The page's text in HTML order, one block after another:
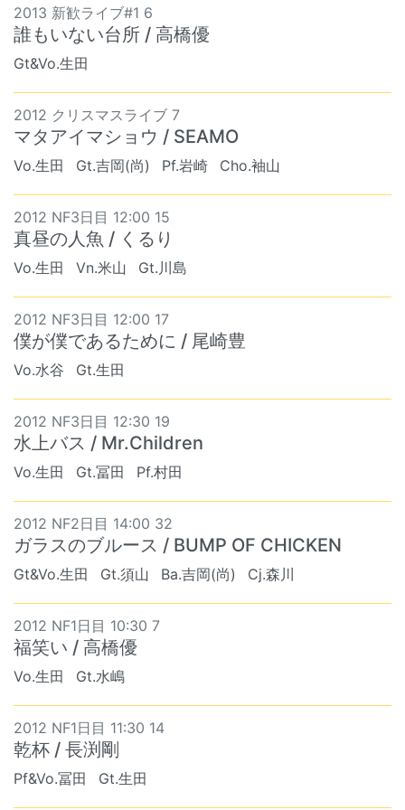
2013 新歓ライブ#1 6
誰もいない台所 / 高橋優
Gt&Vo.生田
2012 クリスマスライブ 7
マタアイマショウ / SEAMO
Vo.生田 Gt.吉岡(尚) Pf.岩崎 Cho.袖山
2012 NF3日目 12:00 15
真昼の人魚 / くるり
Vo.生田 Vn.米山 Gt.川島
2012 NF3日目 12:00 17
僕が僕であるために / 尾崎豊
Vo.水谷 Gt.生田
2012 NF3日目 12:30 19
水上バス / Mr.Children
Vo.生田 Gt.冨田 Pf.村田
2012 NF2日目 14:00 32
ガラスのブルース / BUMP OF CHICKEN
Gt&Vo.生田 Gt.須山 Ba.吉岡(尚) Cj.森川
2012 NF1日目 10:30 7
福笑い / 高橋優
Vo.生田 Gt.水嶋
2012 NF1日目 11:30 14
乾杯 / 長渕剛
Pf&Vo.冨田 Gt.生田